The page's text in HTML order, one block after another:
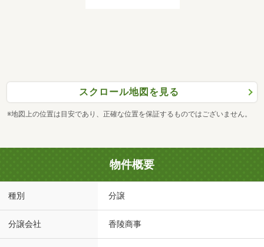
スクロール地図を見る
※地図上の位置は目安であり、正確な位置を保証するものではございません。
物件概要
種別 分譲
分譲会社 香陵商事